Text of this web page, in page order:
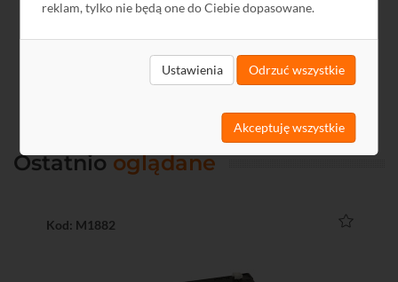
reklam, tylko nie będą one do Ciebie dopasowane.
Ustawienia Odrzuć wszystkie
Akceptuję wszystkie
Ostatniooglądane
Kod: M1882